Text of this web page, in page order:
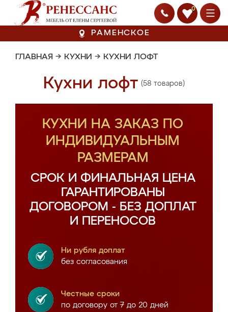
0
РАМЕНСКОЕ
ГЛАВНАЯ → КУХНИ → КУХНИ ЛОФТ
Кухни лофт (58 товаров)
КУХНИ НА ЗАКАЗ ПО
ИНДИВИДУАЛЬНЫМ
РАЗМЕРАМ
СРОК И ФИНАЛЬНАЯ ЦЕНА
ГАРАНТИРОВАНЫ
ДОГОВОРОМ - БЕЗ ДОПЛАТ
И ПЕРЕНОСОВ
Ни рубля доплат
без согласования
Честные сроки
по договору от 7 до 20 дней